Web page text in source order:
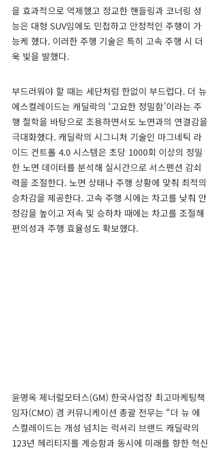
을 효과적으로 억제했고 정교한 핸들링과 코너링 성
능은 대형 SUV임에도 민첩하고 안정적인 주행이 가
능케 했다. 이러한 주행 기술은 특히 고속 주행 시 더
욱 빛을 발했다.
부드러워야 할 때는 세단처럼 한없이 부드럽다. 더 뉴
에스컬레이드는 캐딜락의 ‘고요한 정밀함’이라는 주
행 철학을 바탕으로 조용하면서도 노면과의 연결감을
극대화했다. 캐딜락의 시그니처 기술인 마그네틱 라
이드 컨트롤 4.0 시스템은 초당 1000회 이상의 정밀
한 노면 데이터를 분석해 실시간으로 서스펜션 감쇠
력을 조절한다. 노면 상태나 주행 상황에 맞춰 최적의
승차감을 제공한다. 고속 주행 시에는 차고를 낮춰 안
정감을 높이고 저속 및 승하차 때에는 차고를 조절해
편의성과 주행 효율성도 확보했다.
윤명옥 제너럴모터스(GM) 한국사업장 최고마케팅책
임자(CMO) 겸 커뮤니케이션 총괄 전무는 “더 뉴 에
스컬레이드는 개성 넘치는 럭셔리 브랜드 캐딜락의
123년 헤리티지를 계승함과 동시에 미래를 향한 혁신